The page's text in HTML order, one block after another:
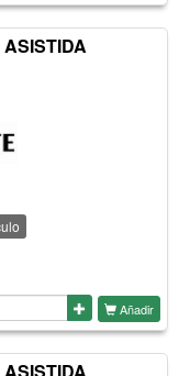
Añadir